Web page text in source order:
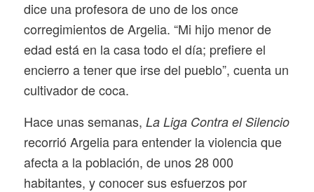
dice una profesora de uno de los once
corregimientos de Argelia. “Mi hijo menor de
edad está en la casa todo el día; prefiere el
encierro a tener que irse del pueblo”, cuenta un
cultivador de coca.
Hace unas semanas, La Liga Contra el Silencio
recorrió Argelia para entender la violencia que
afecta a la población, de unos 28 000
habitantes, y conocer sus esfuerzos por